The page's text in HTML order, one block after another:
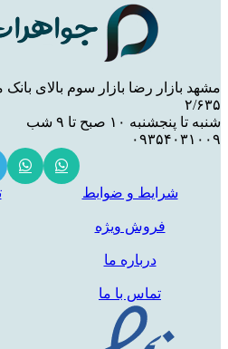
رضا بازار سوم بالای بانک ملی
تا ۹ شب
و ضوابط
فروش ویژه
تعیین
سوالات
مشکل